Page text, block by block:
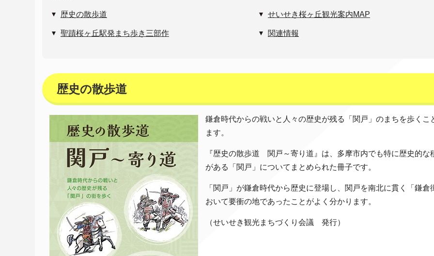
歴史の散歩道 せいせき桜ヶ丘観光案内MAP
聖蹟桜ヶ丘駅発まち歩き三部作 関連情報
歴史の散歩道
鎌倉時代からの戦いと人々の歴史が残る「関戸」のまちを歩くこ
ます。
『歴史の散歩道 関戸～寄り道』は、多摩市内でも特に歴史的な
がある「関戸」についてまとめられた冊子です。
「関戸」が鎌倉時代から歴史に登場し、関戸を南北に貫く「鎌倉
おいて要衝の地であったことがよく分かります。
（せいせき観光まちづくり会議 発行）